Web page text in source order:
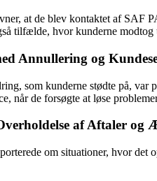
at de blev kontaktet af SAF
tilfælde, hvor kunderne modtog
Annullering og
som kunderne stødte på,
når de forsøgte at løse
af Aftaler
om situationer, hvor